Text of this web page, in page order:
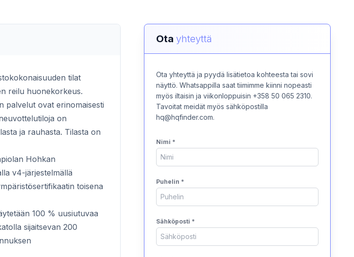
tilat
reilu huonekorkeus.
palvelut ovat erinomaisesti
on
ja rauhasta. Tilasta on
Hohkan
v4-järjestelmällä
toisena
100 % uusiutuvaa
sijaitsevan 200
Ota yhteyttä
Ota yhteyttä ja pyydä lisätietoa kohteesta tai sovi
näyttö. Whatsappilla saat tiimimme kiinni nopeasti
myös iltaisin ja viikonloppuisin +358 50 065 2310.
Tavoitat meidät myös sähköpostilla
hq@hqfinder.com.
Nimi *
Puhelin *
Sähköposti *